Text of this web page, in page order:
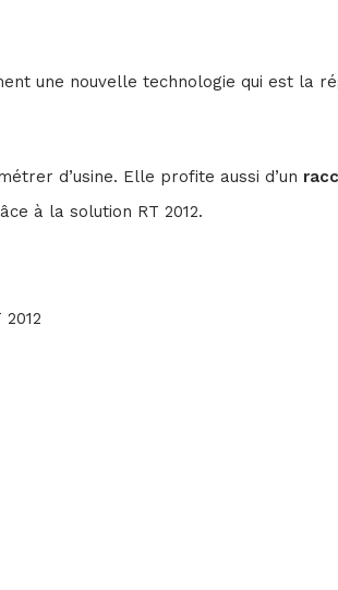
une nouvelle technologie qui est la
d’usine. Elle profite aussi d’un
à la solution RT 2012.